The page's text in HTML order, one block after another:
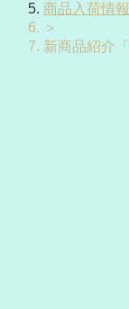
商品入荷情報
＞
新商品紹介